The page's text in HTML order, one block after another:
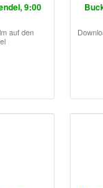
9:00
auf den